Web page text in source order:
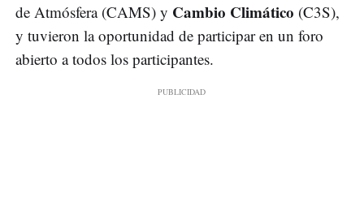
de Atmósfera (CAMS) y Cambio Climático (C3S),
y tuvieron la oportunidad de participar en un foro
abierto a todos los participantes.